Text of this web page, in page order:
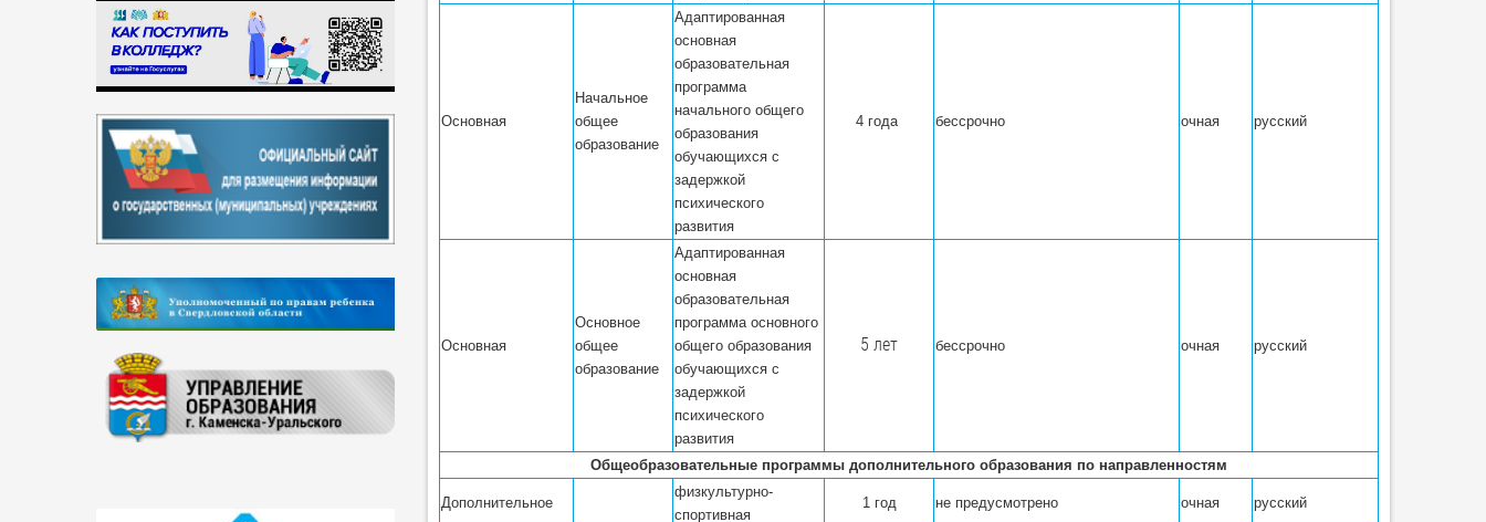
Основная
Начальное
общее
образование
Адаптированная
основная
образовательная
программа
начального общего
образования
обучающихся с
задержкой
психического
развития
4 года бессрочно очная русский
Основная
Основное
общее
образование
Адаптированная
основная
образовательная
программа основного
общего образования
обучающихся с
задержкой
психического
развития
5 лет бессрочно очная русский
Общеобразовательные программы дополнительного образования по направленностям
Дополнительное
физкультурно-
спортивная
1 год не предусмотрено очная русский